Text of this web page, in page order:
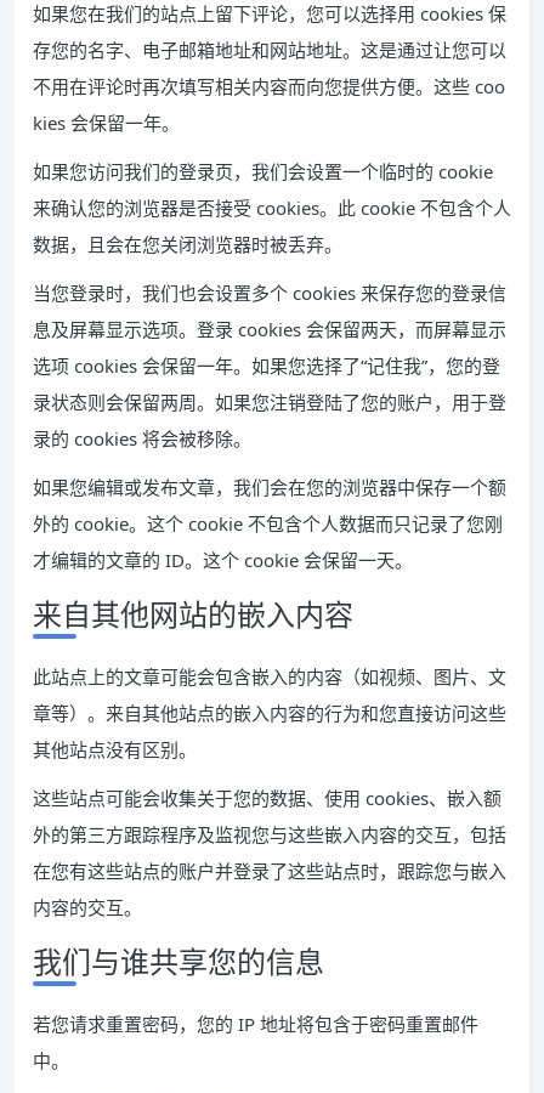
如果您在我们的站点上留下评论，您可以选择用 cookies 保
存您的名字、电子邮箱地址和网站地址。这是通过让您可以
不用在评论时再次填写相关内容而向您提供方便。这些 coo
kies 会保留一年。
如果您访问我们的登录页，我们会设置一个临时的 cookie
来确认您的浏览器是否接受 cookies。此 cookie 不包含个人
数据，且会在您关闭浏览器时被丢弃。
当您登录时，我们也会设置多个 cookies 来保存您的登录信
息及屏幕显示选项。登录 cookies 会保留两天，而屏幕显示
选项 cookies 会保留一年。如果您选择了“记住我”，您的登
录状态则会保留两周。如果您注销登陆了您的账户，用于登
录的 cookies 将会被移除。
如果您编辑或发布文章，我们会在您的浏览器中保存一个额
外的 cookie。这个 cookie 不包含个人数据而只记录了您刚
才编辑的文章的 ID。这个 cookie 会保留一天。
来自其他网站的嵌入内容
此站点上的文章可能会包含嵌入的内容（如视频、图片、文
章等）。来自其他站点的嵌入内容的行为和您直接访问这些
其他站点没有区别。
这些站点可能会收集关于您的数据、使用 cookies、嵌入额
外的第三方跟踪程序及监视您与这些嵌入内容的交互，包括
在您有这些站点的账户并登录了这些站点时，跟踪您与嵌入
内容的交互。
我们与谁共享您的信息
若您请求重置密码，您的 IP 地址将包含于密码重置邮件
中。